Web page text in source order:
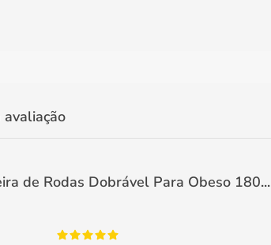
avaliação
de Rodas Dobrável Para Obeso 180...